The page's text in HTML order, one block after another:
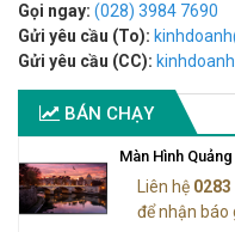
Gọi ngay: (028) 3984 7690
Gửi yêu cầu (To):
Gửi yêu cầu (CC):
BÁN CHẠY
Màn Hình
Liên hệ 0283
để nhận